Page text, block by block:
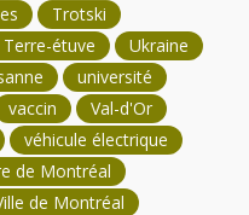
Trotski
étuve
Ukraine
université
vaccin
Val-d'Or
véhicule électrique
de Montréal
de Montréal